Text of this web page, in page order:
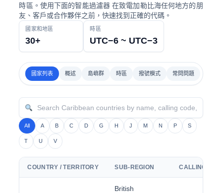
時區。使用下面的智能過濾器 在致電加勒比海任何地方的朋
友、客戶或合作夥伴之前，快速找到正確的代碼。
國家和地區
30+
時區
UTC−6 ~ UTC−3
國家列表 概述 島嶼群 時區 撥號模式 常問問題
All A B C D G H J M N P S
T U V
COUNTRY / TERRITORY SUB-REGION CALLING
British